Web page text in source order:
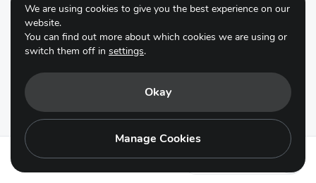
Action 22.2 - es
2025
Mise en place d’une plateforme de
concertation au niveau communal
pour faciliter la planification et la
mise en œuvre des mesures RPF
dans la préfecture de Tchamba-
région centrale (Togo)
We are using cookies to give you the best experience on our
website.
You can find out more about which cookies we are using or
switch them off in settings.
Okay
Manage Cookies